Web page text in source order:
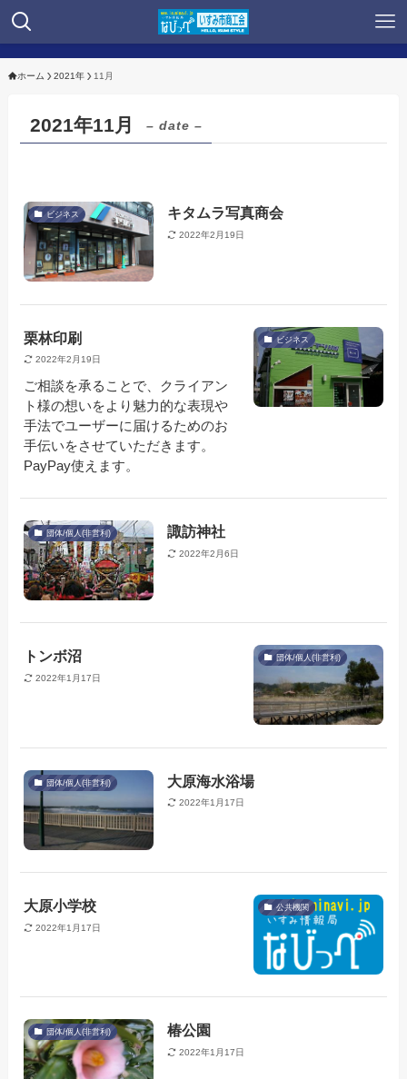
ホーム 2021年 11月
2021年11月 – date –
ビジネス キタムラ写真商会
2022年2月19日
ビジネス
栗林印刷
2022年2月19日
ご相談を承ることで、クライアン
ト様の想いをより魅力的な表現や
手法でユーザーに届けるためのお
手伝いをさせていただきます。
PayPay使えます。
団体/個人(非営利) 諏訪神社
2022年2月6日
団体/個人(非営利)
トンボ沼
2022年1月17日
団体/個人(非営利) 大原海水浴場
2022年1月17日
公共機関
大原小学校
2022年1月17日
団体/個人(非営利) 椿公園
2022年1月17日